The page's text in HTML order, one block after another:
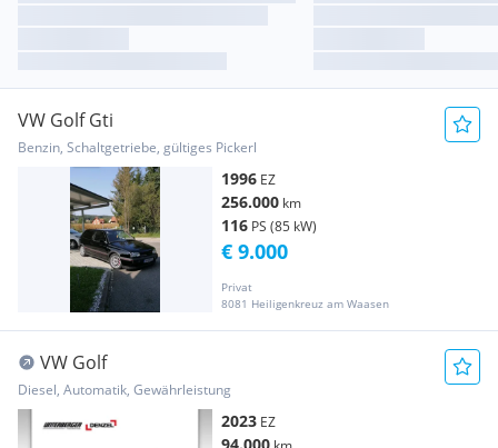
VW Golf Gti
Benzin, Schaltgetriebe, gültiges Pickerl
1996 EZ
256.000 km
116 PS (85 kW)
Privat
8081 Heiligenkreuz am Waasen
€ 9.000
VW Golf
Diesel, Automatik, Gewährleistung
2023 EZ